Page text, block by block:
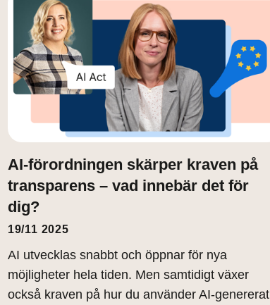
AI-förordningen skärper kraven på
transparens – vad innebär det för
dig?
19/11 2025
AI utvecklas snabbt och öppnar för nya
möjligheter hela tiden. Men samtidigt växer
också kraven på hur du använder AI-genererat